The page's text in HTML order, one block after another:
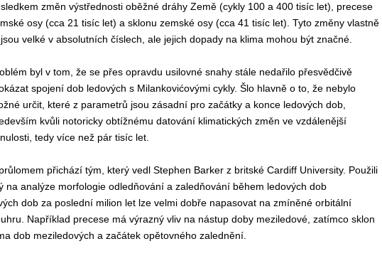
změn výstřednosti oběžné dráhy Země (cykly 100 a 400 tisíc let), precese
osy (cca 21 tisíc let) a sklonu zemské osy (cca 41 tisíc let). Tyto změny vlastně
velké v absolutních číslech, ale jejich dopady na klima mohou být značné.
byl v tom, že se přes opravdu usilovné snahy stále nedařilo přesvědčivě
spojení dob ledových s Milankovićovými cykly. Šlo hlavně o to, že nebylo
určit, které z parametrů jsou zásadní pro začátky a konce ledových dob,
kvůli notoricky obtížnému datování klimatických změn ve vzdálenější
tedy více než pár tisíc let.
přichází tým, který vedl Stephen Barker z britské Cardiff University. Použili
analýze morfologie odledňování a zaledňování během ledových dob
dob za poslední milion let lze velmi dobře napasovat na zmíněné orbitální
Například precese má výrazný vliv na nástup doby meziledové, zatímco sklon
dob meziledových a začátek opětovného zalednění.